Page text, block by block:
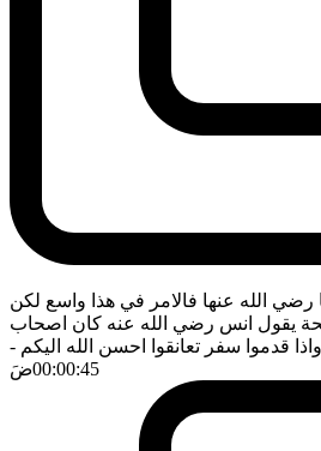
رضي الله عنها فالامر في هذا واسع لكن
يقول انس رضي الله عنه كان اصحاب
قدموا سفر تعانقوا احسن الله اليكم -
00:00:45ضَ